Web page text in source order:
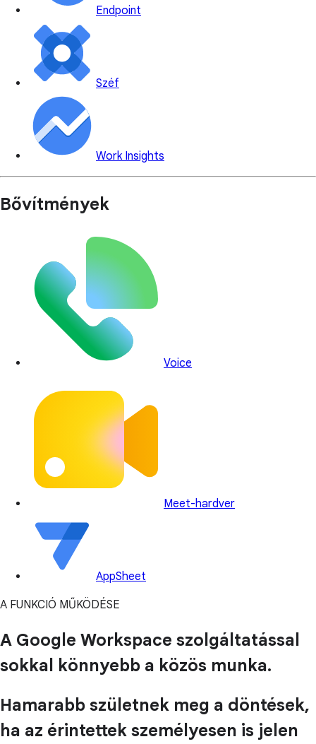
Endpoint
Széf
Work Insights
Bővítmények
Voice
Meet-hardver
AppSheet
A FUNKCIÓ MŰKÖDÉSE
A Google Workspace szolgáltatással
sokkal könnyebb a közös munka.
Hamarabb születnek meg a döntések,
ha az érintettek személyesen is jelen